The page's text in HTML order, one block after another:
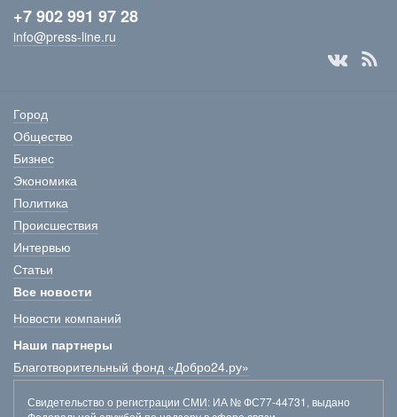
+7 902 991 97 28
info@press-line.ru
Город
Общество
Бизнес
Экономика
Политика
Происшествия
Интервью
Статьи
Все новости
Новости компаний
Наши партнеры
Благотворительный фонд «Добро24.ру»
Свидетельство о регистрации СМИ: ИА № ФС77-44731, выдано